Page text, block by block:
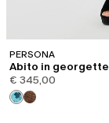
PERSONA
Abito in georgette
€ 345,00